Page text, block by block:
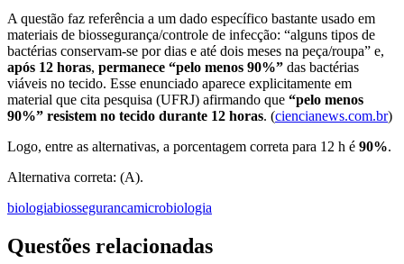
A questão faz referência a um dado específico bastante usado em
materiais de biossegurança/controle de infecção: “alguns tipos de
bactérias conservam-se por dias e até dois meses na peça/roupa” e,
após 12 horas, permanece “pelo menos 90%” das bactérias
viáveis no tecido. Esse enunciado aparece explicitamente em
material que cita pesquisa (UFRJ) afirmando que “pelo menos
90%” resistem no tecido durante 12 horas. (ciencianews.com.br)
Logo, entre as alternativas, a porcentagem correta para 12 h é 90%.
Alternativa correta: (A).
biologiabiossegurancamicrobiologia
Questões relacionadas